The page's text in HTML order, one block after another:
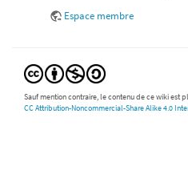
Espace membre
Sauf mention contraire, le contenu de ce wiki est
CC Attribution-Noncommercial-Share Alike 4.0